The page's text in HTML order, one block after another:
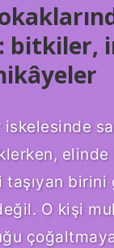
bitkiler,
elinde
birini
O kişi